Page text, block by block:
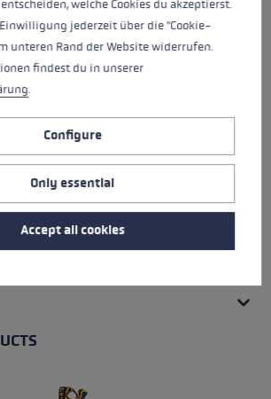
System
welche Cookies du akzeptierst.
jederzeit über die "Cookie-
unteren Rand der Website widerrufen.
findest du in unserer
.
Configure
Only essential
Accept all cookies